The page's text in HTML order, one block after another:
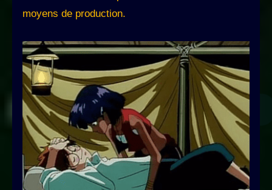
moyens de production.